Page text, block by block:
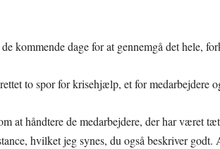
kommende dage for at gennemgå det hele,
to spor for krisehjælp, et for medarbejdere
at håndtere de medarbejdere, der har været
hvilket jeg synes, du også beskriver